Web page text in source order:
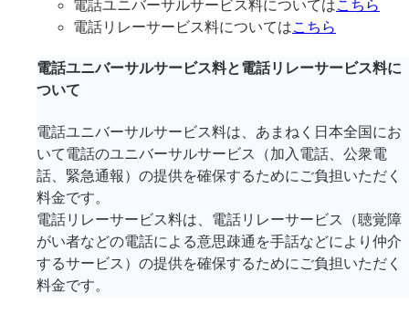
電話ユニバーサルサービス料についてはこちら
電話リレーサービス料についてはこちら
電話ユニバーサルサービス料と電話リレーサービス料に
ついて
電話ユニバーサルサービス料は、あまねく日本全国にお
いて電話のユニバーサルサービス（加入電話、公衆電
話、緊急通報）の提供を確保するためにご負担いただく
料金です。
電話リレーサービス料は、電話リレーサービス（聴覚障
がい者などの電話による意思疎通を手話などにより仲介
するサービス）の提供を確保するためにご負担いただく
料金です。